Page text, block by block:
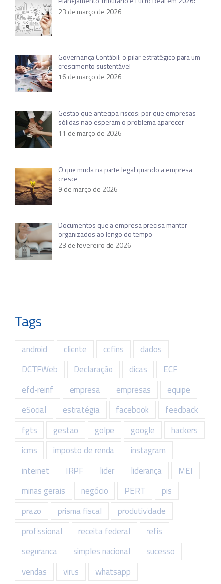
23 de março de 2026
Governança Contábil: o pilar estratégico para um
crescimento sustentável
16 de março de 2026
Gestão que antecipa riscos: por que empresas
sólidas não esperam o problema aparecer
11 de março de 2026
O que muda na parte legal quando a empresa
cresce
9 de março de 2026
Documentos que a empresa precisa manter
organizados ao longo do tempo
23 de fevereiro de 2026
Tags
android cliente cofins
dados
DCTFWeb
Declaração dicas
ECF
efd-reinf
empresa empresas
equipe
eSocial
estratégia facebook
feedback
fgts
gestao golpe google
hackers
icms
imposto de renda
instagram
internet
IRPF lider liderança
MEI
minas gerais
negócio PERT
pis
prazo
prisma fiscal
produtividade
profissional
receita federal
refis
seguranca
simples nacional
sucesso
vendas
virus whatsapp